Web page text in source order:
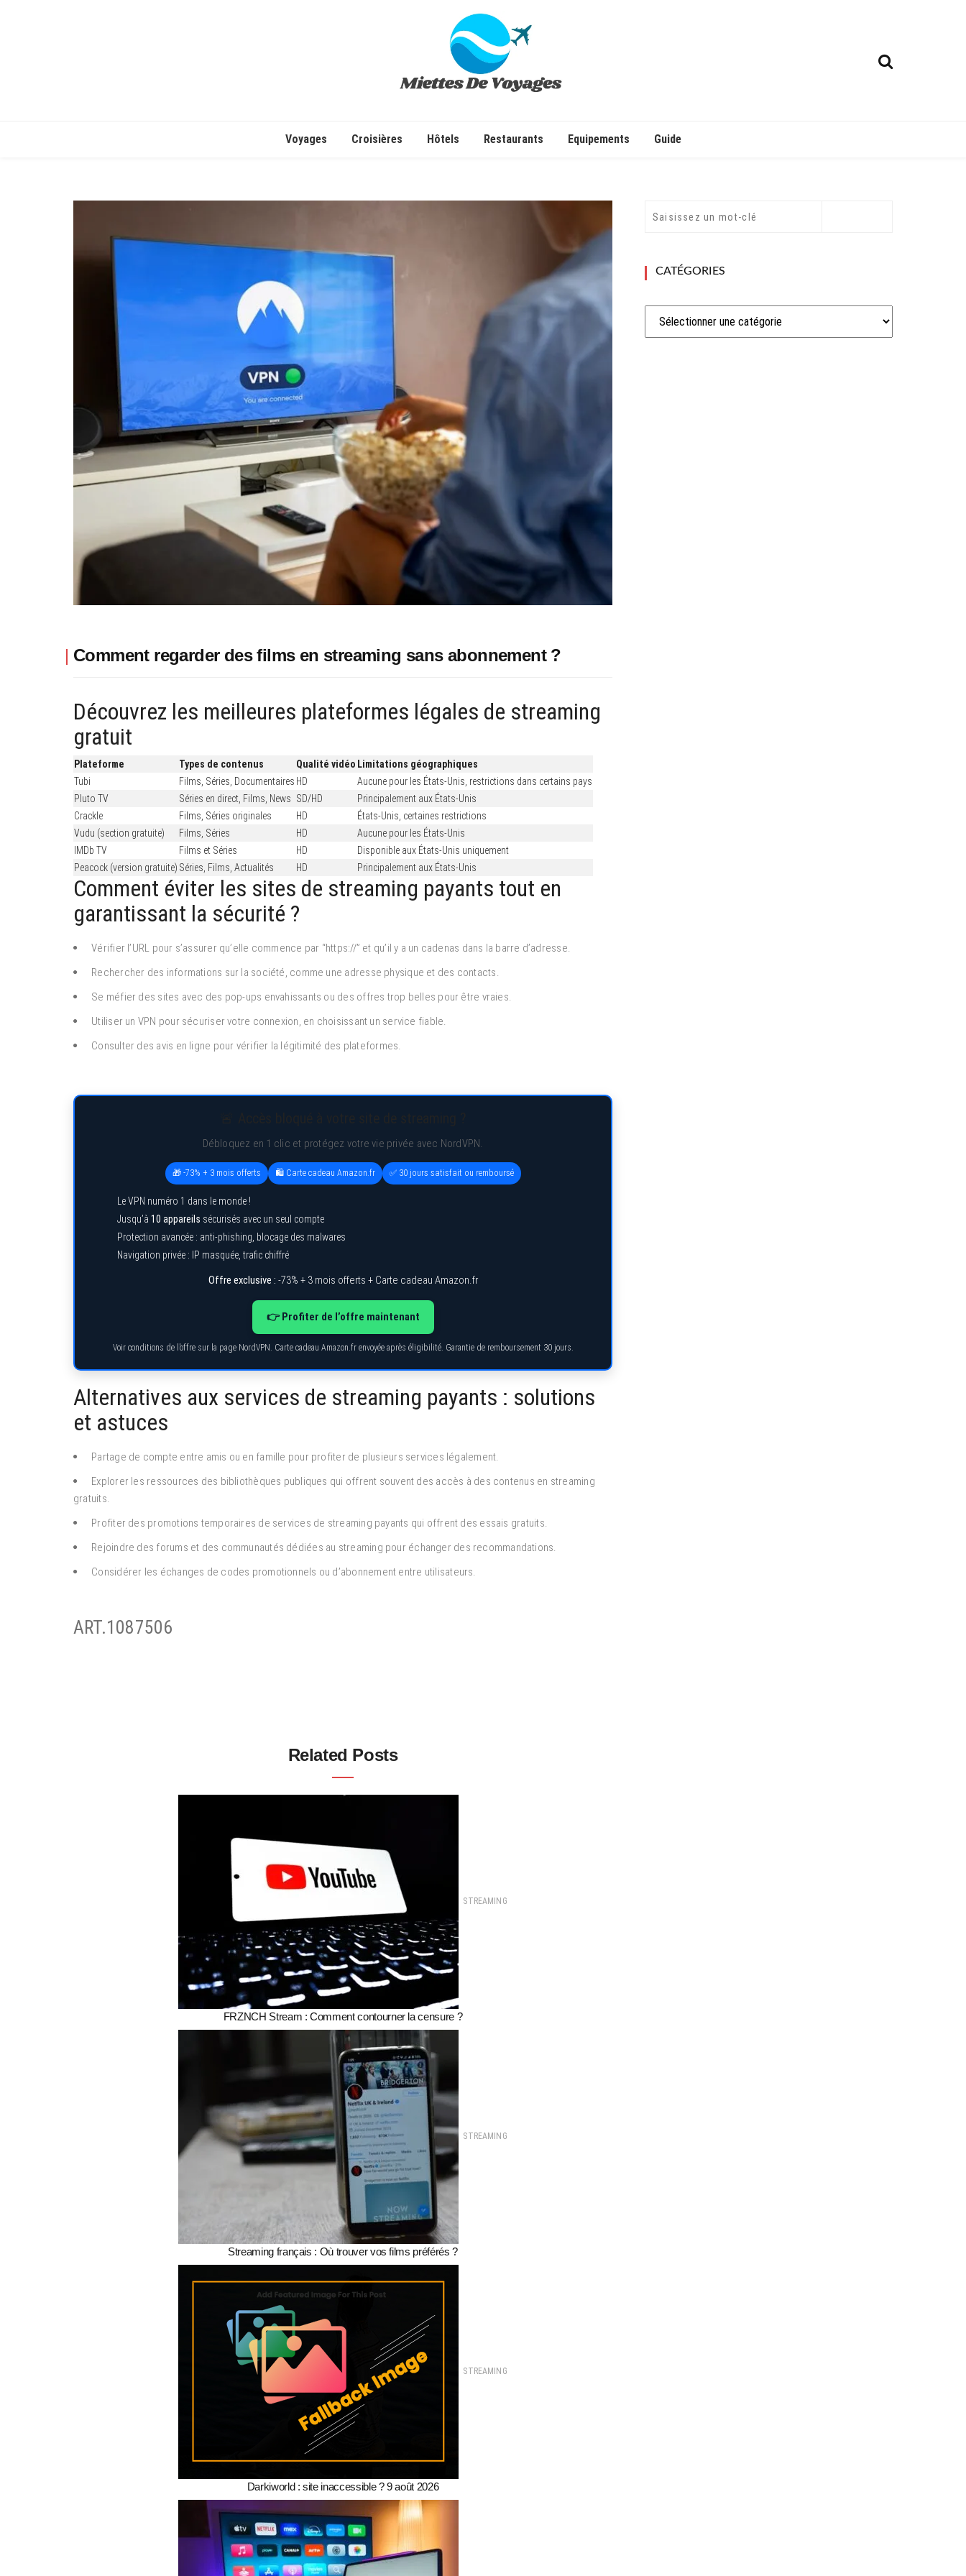
Voyages Croisières Hôtels Restaurants Equipements Guide
Comment regarder des films en streaming sans abonnement ?
Découvrez les meilleures plateformes légales de streaming
gratuit
Plateforme Types de contenus Qualité vidéo Limitations géographiques
Tubi
Films, Séries, Documentaires HD
Aucune pour les États-Unis, restrictions dans certains pays
Pluto TV
Séries en direct, Films, News SD/HD
Principalement aux États-Unis
Crackle
Films, Séries originales HD
États-Unis, certaines restrictions
Vudu (section gratuite)
Films, Séries HD
Aucune pour les États-Unis
IMDb TV
Films et Séries HD
Disponible aux États-Unis uniquement
Peacock (version gratuite) Séries, Films, Actualités HD Principalement aux États-Unis
Comment éviter les sites de streaming payants tout en
garantissant la sécurité ?
Vérifier l’URL pour s’assurer qu’elle commence par “https://” et qu’il y a un cadenas dans la barre d’adresse.
Rechercher des informations sur la société, comme une adresse physique et des contacts.
Se méfier des sites avec des pop-ups envahissants ou des offres trop belles pour être vraies.
Utiliser un VPN pour sécuriser votre connexion, en choisissant un service fiable.
Consulter des avis en ligne pour vérifier la légitimité des plateformes.
Débloquez en 1 clic et protégez votre vie privée avec NordVPN.
🎁 -73% + 3 mois offerts 🛍️ Carte cadeau Amazon.fr ✅ 30 jours satisfait ou remboursé
Le VPN numéro 1 dans le monde !
Jusqu’à 10 appareils sécurisés avec un seul compte
Protection avancée : anti-phishing, blocage des malwares
Navigation privée : IP masquée, trafic chiffré
Offre exclusive : -73% + 3 mois offerts + Carte cadeau Amazon.fr
👉 Profiter de l’offre maintenant
Voir conditions de l’offre sur la page NordVPN. Carte cadeau Amazon.fr envoyée après éligibilité. Garantie de remboursement 30 jours.
Alternatives aux services de streaming payants : solutions
et astuces
Partage de compte entre amis ou en famille pour profiter de plusieurs services légalement.
Explorer les ressources des bibliothèques publiques qui offrent souvent des accès à des contenus en streaming
gratuits.
Profiter des promotions temporaires de services de streaming payants qui offrent des essais gratuits.
Rejoindre des forums et des communautés dédiées au streaming pour échanger des recommandations.
Considérer les échanges de codes promotionnels ou d’abonnement entre utilisateurs.
ART.1087506
Related Posts
STREAMING
FRZNCH Stream : Comment contourner la censure ?
STREAMING
Streaming français : Où trouver vos films préférés ?
STREAMING
Darkiworld : site inaccessible ? 9 août 2026
CATÉGORIES